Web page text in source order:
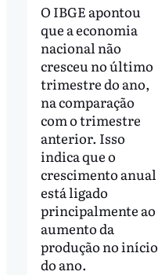
O IBGE apontou
que a economia
nacional não
cresceu no último
trimestre do ano,
na comparação
com o trimestre
anterior. Isso
indica que o
crescimento anual
está ligado
principalmente ao
aumento da
produção no início
do ano.